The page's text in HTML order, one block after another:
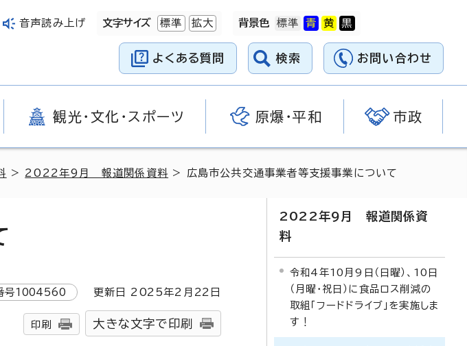
音声読み上げ 文字サイズ 標準 拡大 背景色
よくある質問 検索 お問い合わせ
観光・文化・スポーツ 原爆・平和 市政
> 2022年9月 報道関係資料 > 広島市公共交通事業者等支援事業について
号1004560 更新日 2025年2月 22 日
印刷 大きな文字で印刷
2022年9月 報道関係資
料
令和4年10月9日（日曜）、10日
（月曜・祝日）に食品ロス削減の
取組「フードドライブ」を実施しま
す！